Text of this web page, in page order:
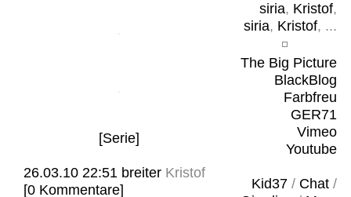
siria, Kristof,
siria, Kristof, ...
The Big Picture
BlackBlog
Farbfreu
GER71
Vimeo
Youtube
Kid37/ Chat/
[Serie]
26.03.10 22:51 breiter Kristof
[0 Kommentare]